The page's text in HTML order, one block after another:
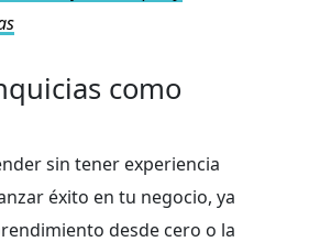
como
sin tener experiencia
éxito en tu negocio, ya
desde cero o la